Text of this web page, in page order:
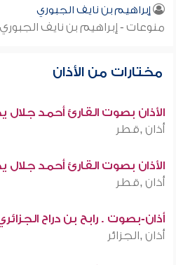
إبراهيم بن نايف الجبوري
منوعات - إبراهيم بن نايف الجبوري
مختارات من الأذان
الأذان بصوت القارئ أحمد جلال
أذان ,قطر
الأذان بصوت القارئ أحمد جلال
أذان ,قطر
أذان-بصوت . رابح بن دراح
أذان ,الجزائر